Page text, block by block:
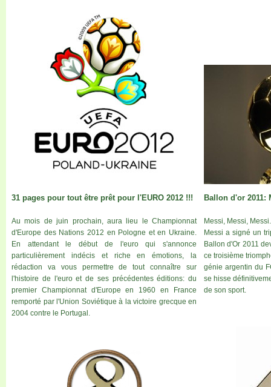
31 pages pour tout être prêt pour l'EURO 2012 !!!
Au mois de juin prochain, aura lieu le Championnat
d'Europe des Nations 2012 en Pologne et en Ukraine.
En attendant le début de l'euro qui s'annonce
particulièrement indécis et riche en émotions, la
rédaction va vous permettre de tout connaître sur
l'histoire de l'euro et de ses précédentes éditions: du
premier Championnat d'Europe en 1960 en France
remporté par l'Union Soviétique à la victoire grecque en
2004 contre le Portugal.
Ballon d'or
Messi, Messi,
Messi a signé un
Ballon d'Or 2011
ce troisième
génie argentin du
se hisse
de son sport.